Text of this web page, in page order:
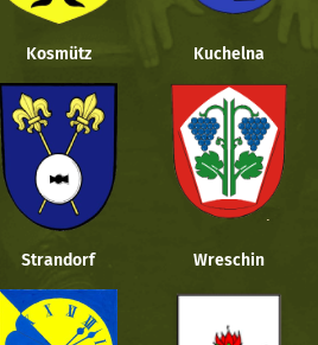
Kosmütz Kuchelna
Strandorf Wreschin